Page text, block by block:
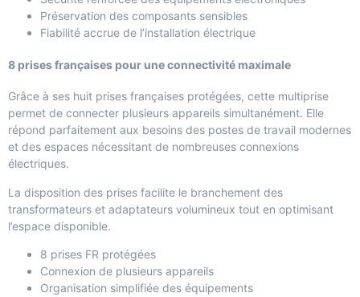
Préservation des composants sensibles
Fiabilité accrue de l’installation électrique
8 prises françaises pour une connectivité maximale
Grâce à ses huit prises françaises protégées, cette multiprise
permet de connecter plusieurs appareils simultanément. Elle
répond parfaitement aux besoins des postes de travail modernes
et des espaces nécessitant de nombreuses connexions
électriques.
La disposition des prises facilite le branchement des
transformateurs et adaptateurs volumineux tout en optimisant
l’espace disponible.
8 prises FR protégées
Connexion de plusieurs appareils
Organisation simplifiée des équipements